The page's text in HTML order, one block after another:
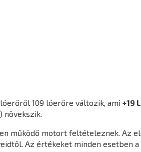
109 lóerőre változik, ami +19
) növekszik.
működő motort feltételeznek. Az
Az értékeket minden esetben